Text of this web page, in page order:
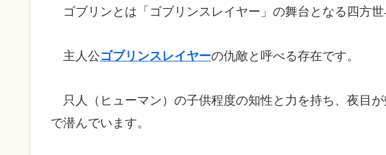
ゴブリンとは「ゴブリンスレイヤー」の舞台となる四方
主人公ゴブリンスレイヤーの仇敵と呼べる存在です。
只人（ヒューマン）の子供程度の知性と力を持ち、夜目
で潜んでいます。